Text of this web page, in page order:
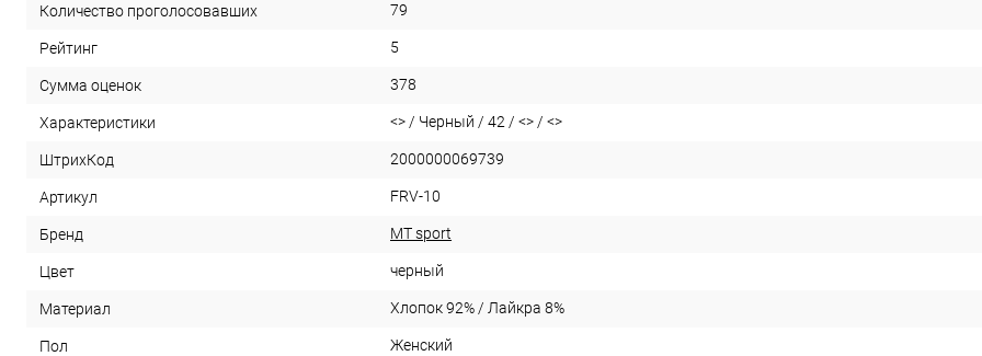
Количество проголосовавших 79
Рейтинг 5
Сумма оценок 378
Характеристики <> / Черный / 42 / <> / <>
ШтрихКод 2000000069739
Артикул FRV-10
Бренд MT sport
Цвет черный
Материал Хлопок 92% / Лайкра 8%
Пол Женский